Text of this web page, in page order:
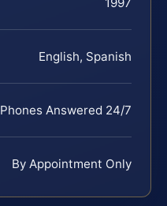
English, Spanish
Phones Answered 24/7
By Appointment Only